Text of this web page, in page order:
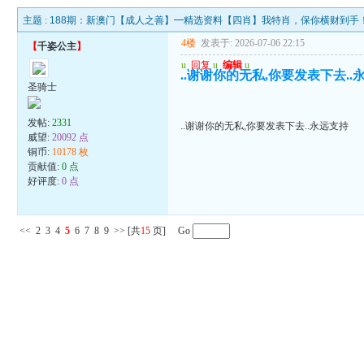
主题 : 188期：新澳门【成人之善】━精选资料【四肖】我特肖，保你横财到手！
【千姿公主】
圣骑士
发帖:2331
威望:20092 点
铜币: 10178 枚
贡献值:0 点
好评度:0 点
4楼 发表于: 2026-07-06 22:15
u 回复 u 编辑 u
..谢谢你的无私,你要发表下去..
..谢谢你的无私,你要发表下去..永远支持
<< 2 3 4 5 6 7 8 9 >> [共15 页] Go